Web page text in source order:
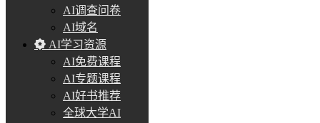
AI调查问卷
AI域名
AI学习资源
AI免费课程
AI专题课程
AI好书推荐
全球大学AI